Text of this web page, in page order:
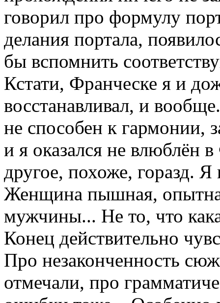
говорил про формулу
делания портала,
бы вспомнить
Кстати, Франческе я и
восстанавливал, и
не способен к гармонии,
и я оказался не влюблён
другое, похоже, горазд.
Женщина пышная,
мужчины... Не то, что
Конец действительно
Про незаконченность
отмечали, про